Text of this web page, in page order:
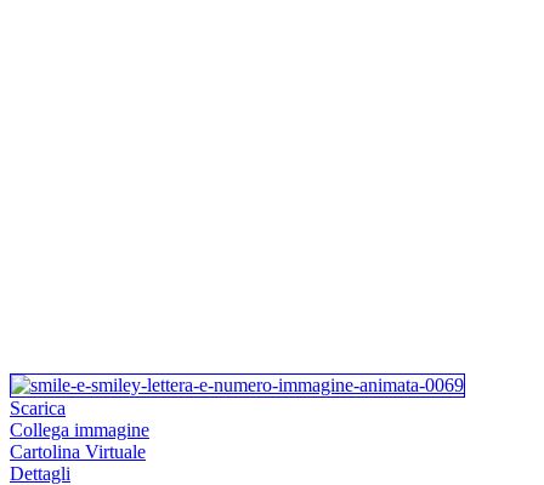
Scarica
Collega immagine
Cartolina Virtuale
Dettagli